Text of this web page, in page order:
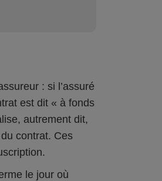
: si l’assuré
est dit « à fonds
autrement dit,
contrat. Ces
le jour où